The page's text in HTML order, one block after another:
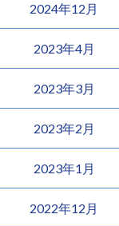
2024年12月
2023年4月
2023年3月
2023年2月
2023年1月
2022年12月